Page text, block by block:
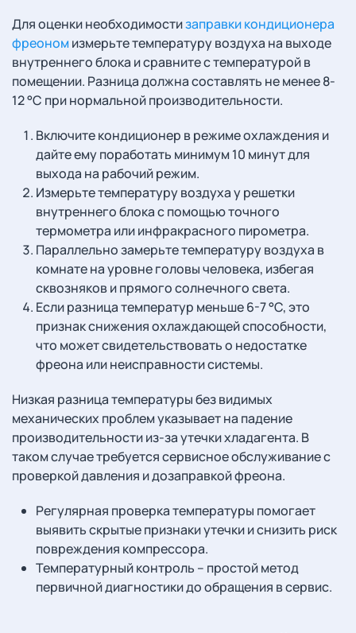
Для оценки необходимостизаправки кондиционера
фреономизмерьте температуру воздуха на выходе
внутреннего блока и сравните с температурой в
помещении. Разница должна составлять не менее 8-
12 °C при нормальной производительности.
Включите кондиционер в режиме охлаждения и
дайте ему поработать минимум 10 минут для
выхода на рабочий режим.
Измерьте температуру воздуха у решетки
внутреннего блока с помощью точного
термометра или инфракрасного пирометра.
Параллельно замерьте температуру воздуха в
комнате на уровне головы человека, избегая
сквозняков и прямого солнечного света.
Если разница температур меньше 6-7 °C, это
признак снижения охлаждающей способности,
что может свидетельствовать о недостатке
фреона или неисправности системы.
Низкая разница температуры без видимых
механических проблем указывает на падение
производительности из-за утечки хладагента. В
таком случае требуется сервисное обслуживание с
проверкой давления и дозаправкой фреона.
Регулярная проверка температуры помогает
выявить скрытые признаки утечки и снизить риск
повреждения компрессора.
Температурный контроль – простой метод
первичной диагностики до обращения в сервис.